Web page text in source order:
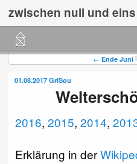
zwischen null und eins
Hauptmenü
Zum
primären
springen
Zum
sekundären
springen
← Ende Juni |
01.08.2017 GriSou
2016,2015,2014,
Erklärung in der